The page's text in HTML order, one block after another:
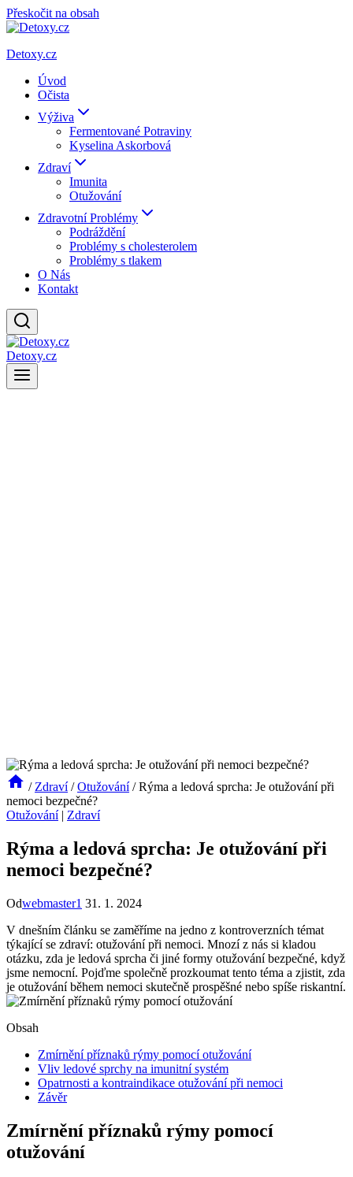
Přeskočit na obsah
Detoxy.cz
Úvod
Očista
Výživa
Fermentované Potraviny
Kyselina Askorbová
Zdraví
Imunita
Otužování
Zdravotní Problémy
Podráždění
Problémy s cholesterolem
Problémy s tlakem
O Nás
Kontakt
Detoxy.cz
/ Zdraví / Otužování / Rýma a ledová sprcha: Je otužování při
nemoci bezpečné?
Otužování| Zdraví
Rýma a ledová sprcha: Je otužování při
nemoci bezpečné?
Odwebmaster1 31. 1. 2024
V dnešním článku se zaměříme na jedno z kontroverzních témat
týkající se zdraví: otužování při nemoci. Mnozí z nás si kladou
otázku, zda je ledová sprcha či jiné formy otužování bezpečné, když
jsme nemocní. Pojďme společně prozkoumat tento téma a zjistit, zda
je otužování během nemoci skutečně prospěšné nebo spíše riskantní.
Obsah
Zmírnění příznaků rýmy pomocí otužování
Vliv ledové sprchy na imunitní systém
Opatrnosti a kontraindikace otužování při nemoci
Závěr
Zmírnění příznaků rýmy pomocí
otužování